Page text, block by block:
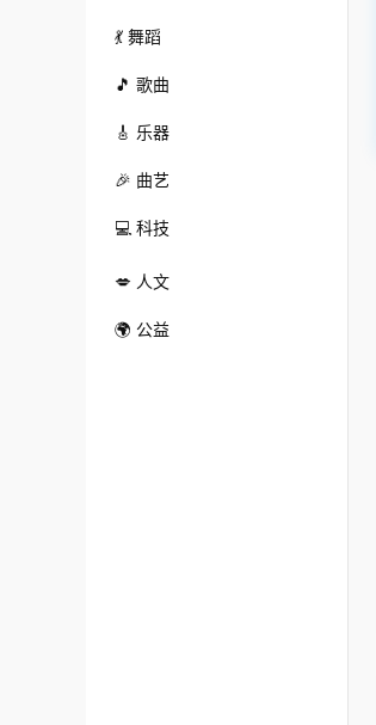
💃 舞蹈
🎵 歌曲
🎸 乐器
🎉 曲艺
💻 科技
💋 人文
🌍 公益